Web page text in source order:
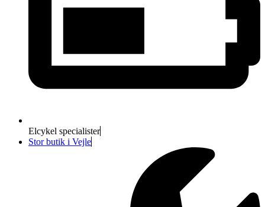
Elcykel specialister
Stor butik i Vejle